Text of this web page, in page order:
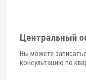
Центральный
Вы можете
консультацию по